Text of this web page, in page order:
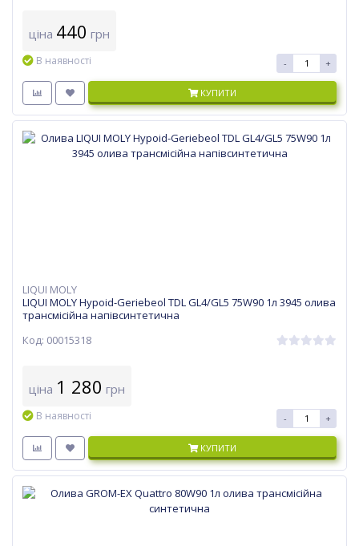
ціна 440 грн
В наявності - +
КУПИТИ
LIQUI MOLY
LIQUI MOLY Hypoid-Geriebeol TDL GL4/GL5 75W90 1л 3945 олива
трансмісійна напівсинтетична
Код: 00015318
ціна 1 280 грн
В наявності - +
КУПИТИ